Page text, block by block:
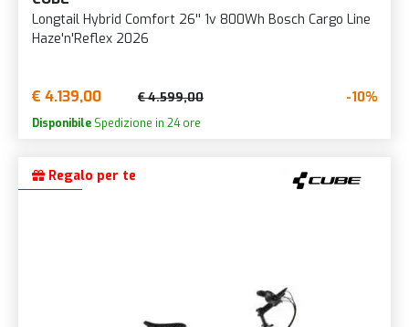
Longtail Hybrid Comfort 26'' 1v 800Wh Bosch Cargo Line
Haze'n'Reflex 2026
€ 4.139,00 € 4.599,00 -10%
Disponibile Spedizione in 24 ore
Regalo per te